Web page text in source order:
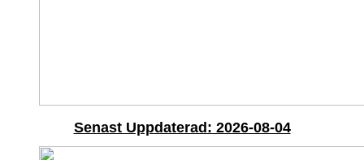
Senast Uppdaterad: 2026-08-04